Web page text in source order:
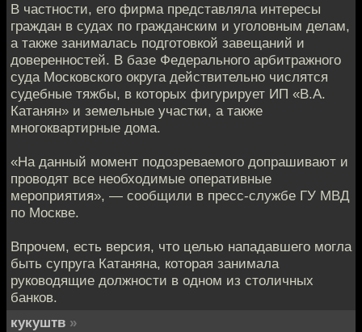
В частности, его фирма представляла интересы
граждан в судах по гражданским и уголовным делам,
а также занималась подготовкой завещаний и
доверенностей. В базе Федерального арбитражного
суда Московского округа действительно числятся
судебные тяжбы, в которых фигурирует ИП «В.А.
Катанян» и земельные участки, а также
многоквартирные дома.
«На данный момент подозреваемого допрашивают и
проводят все необходимые оперативные
мероприятия», — сообщили в пресс-службе ГУ МВД
по Москве.
Впрочем, есть версия, что целью нападавшего могла
быть супруга Катаняна, которая занимала
руководящие должности в одном из столичных
банков.
кукуштв »